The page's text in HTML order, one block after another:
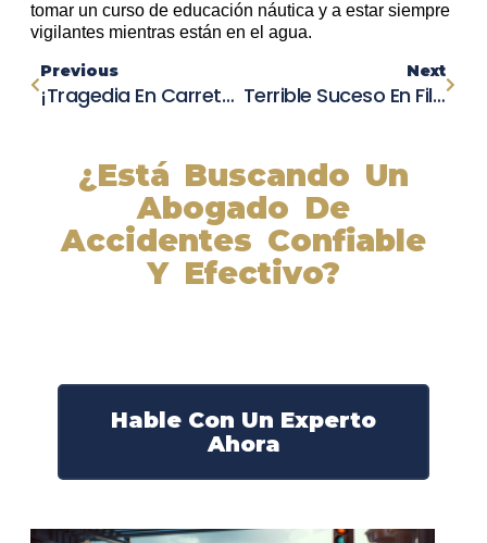
tomar un curso de educación náutica y a estar siempre
vigilantes mientras están en el agua.
Previous
¡Tragedia En Carretera! Hombre Pierde La Vida En Accidente Automovilístico En DeKalb County
Next
Terrible Suceso En Filadelfia: Hombre Muere Al Chocar Contra Una Vivienda Y Un Poste En Northern Liberties
¿Está Buscando Un
Abogado De
Accidentes Confiable
Y Efectivo?
Hable Con Un Experto
Ahora